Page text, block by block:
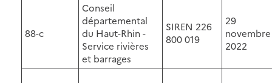
88-c
Conseil
départemental
du Haut-Rhin -
Service rivières
et barrages
SIREN 226
800 019
29
novembre
2022